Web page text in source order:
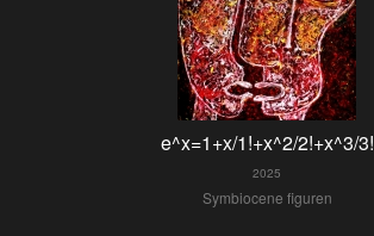
e^x=1+x/1!+x^2/2!+x^3/3!
2025
Symbiocene figuren